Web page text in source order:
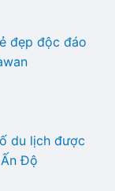
đẹp độc đáo
du lịch được
Độ